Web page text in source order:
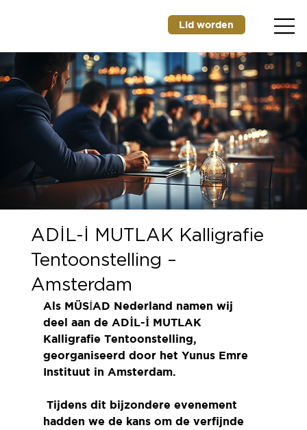
Lid worden
ADİL-İ MUTLAK Kalligrafie
Tentoonstelling –
Amsterdam
Als MÜSİAD Nederland namen wij
deel aan de ADİL-İ MUTLAK
Kalligrafie Tentoonstelling,
georganiseerd door het Yunus Emre
Instituut in Amsterdam.
hadden we de kans om de verfijnde